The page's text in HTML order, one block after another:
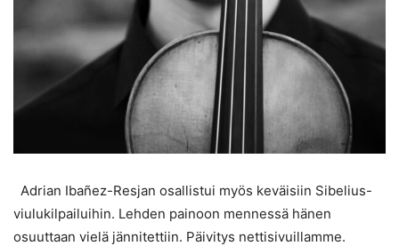
Adrian Ibañez-Resjan osallistui myös keväisiin Sibelius-
viulukilpailuihin. Lehden painoon mennessä hänen
osuuttaan vielä jännitettiin. Päivitys nettisivuillamme.